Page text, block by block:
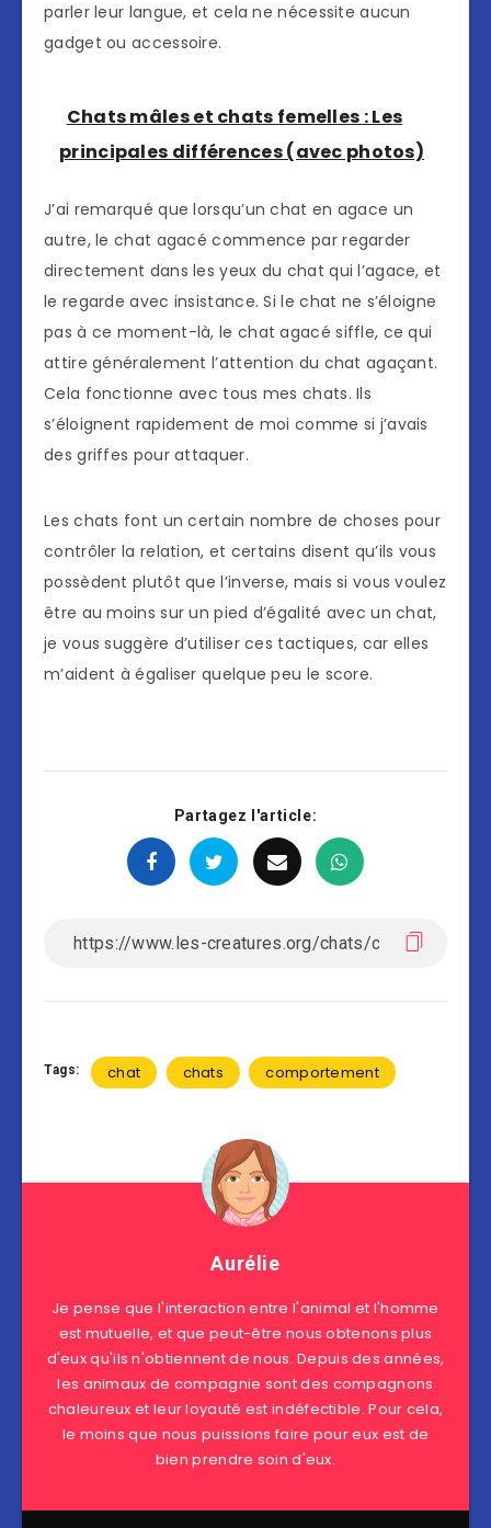
parler leur langue, et cela ne nécessite aucun
gadget ou accessoire.
Chats mâles et chats femelles : Les
principales différences (avec photos)
J’ai remarqué que lorsqu’un chat en agace un
autre, le chat agacé commence par regarder
directement dans les yeux du chat qui l’agace, et
le regarde avec insistance. Si le chat ne s’éloigne
pas à ce moment-là, le chat agacé siffle, ce qui
attire généralement l’attention du chat agaçant.
Cela fonctionne avec tous mes chats. Ils
s’éloignent rapidement de moi comme si j’avais
des griffes pour attaquer.
Les chats font un certain nombre de choses pour
contrôler la relation, et certains disent qu’ils vous
possèdent plutôt que l’inverse, mais si vous voulez
être au moins sur un pied d’égalité avec un chat,
je vous suggère d’utiliser ces tactiques, car elles
m’aident à égaliser quelque peu le score.
Partagez l'article:
Tags: chat chats comportement
Aurélie
Je pense que l'interaction entre l'animal et l'homme
est mutuelle, et que peut-être nous obtenons plus
d'eux qu'ils n'obtiennent de nous. Depuis des années,
les animaux de compagnie sont des compagnons
chaleureux et leur loyauté est indéfectible. Pour cela,
le moins que nous puissions faire pour eux est de
bien prendre soin d'eux.